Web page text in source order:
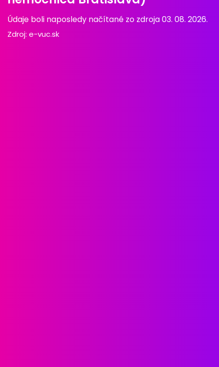
Údaje boli naposledy načítané zo zdroja 03. 08. 2026.
Zdroj: e-vuc.sk